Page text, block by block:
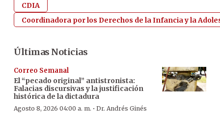
CDIA
Coordinadora por los Derechos de la Infancia y la
Últimas Noticias
Correo Semanal
El “pecado original” antistronista:
Falacias discursivas y la justificación
histórica de la dictadura
Agosto 8, 2026 04:00 a. m. · Dr. Andrés Ginés